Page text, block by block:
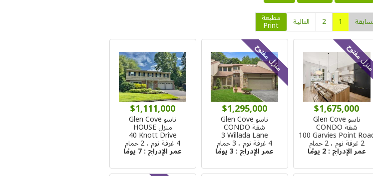
1
2 التالية مطبعة
Print
مفتوح
$1,675,000
ناسو Glen Cove
شقة CONDO
100 Garvies Point
2 غرفة نوم ، 2 حمام
عمر الإدراج :2 يومًا
منزل مفتوح
$1,295,000
ناسو Glen Cove
شقة CONDO
3 Willada Lane
4 غرفة نوم ، 3 حمام
عمر الإدراج : 3 يومًا
$1,111,000
ناسو Glen Cove
منزل HOUSE
40 Knott Drive
4 غرفة نوم ، 2 حمام
عمر الإدراج :7 يومًا